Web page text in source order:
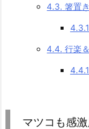
4.3. 箸置
4.4. 行楽
マツコも感